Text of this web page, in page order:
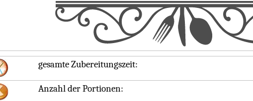
gesamte Zubereitungszeit:
Anzahl der Portionen: